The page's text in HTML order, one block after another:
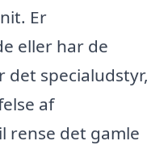
Er
eller har de
specialudstyr,
af
rense det gamle